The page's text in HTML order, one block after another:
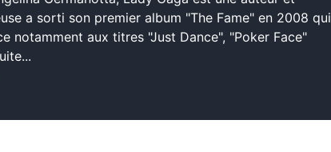
a sorti son premier album "The Fame" en 2008 qui
notamment aux titres "Just Dance", "Poker Face"